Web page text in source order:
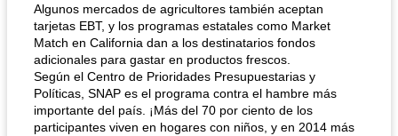
Algunos mercados de agricultores también aceptan
tarjetas EBT, y los programas estatales como Market
Match en California dan a los destinatarios fondos
adicionales para gastar en productos frescos.
Según el Centro de Prioridades Presupuestarias y
Políticas, SNAP es el programa contra el hambre más
importante del país. ¡Más del 70 por ciento de los
participantes viven en hogares con niños, y en 2014 más